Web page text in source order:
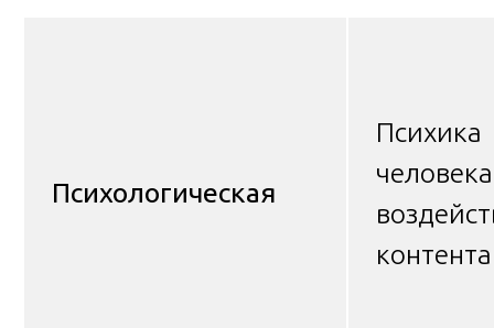
Психологическая
Психика
контента